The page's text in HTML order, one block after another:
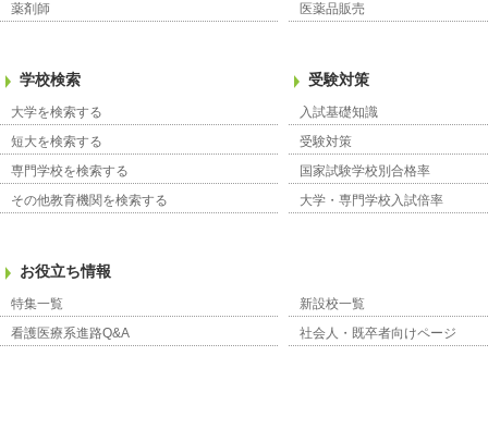
薬剤師
医薬品販売
学校検索
大学を検索する
短大を検索する
専門学校を検索する
その他教育機関を検索する
受験対策
入試基礎知識
受験対策
国家試験学校別合格率
大学・専門学校入試倍率
お役立ち情報
特集一覧
新設校一覧
看護医療系進路Q&A
社会人・既卒者向けページ